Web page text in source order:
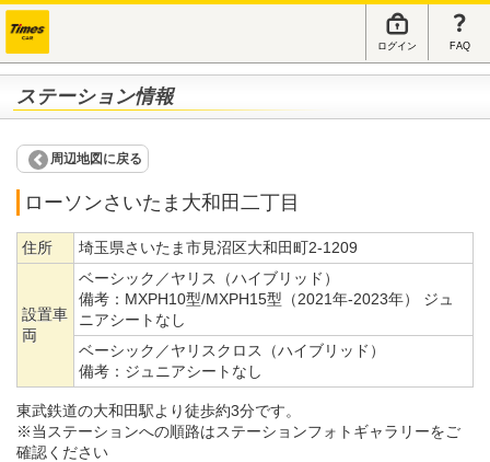
ログイン FAQ
ステーション情報
周辺地図に戻る
ローソンさいたま大和田二丁目
住所 埼玉県さいたま市見沼区大和田町2-1209
設置車
両
ベーシック／ヤリス（ハイブリッド）
備考： MXPH10型/MXPH15型（2021年-2023年） ジュ
ニアシートなし
ベーシック／ヤリスクロス（ハイブリッド）
備考： ジュニアシートなし
東武鉄道の大和田駅より徒歩約3分です。
※当ステーションへの順路はステーションフォトギャラリーをご
確認ください